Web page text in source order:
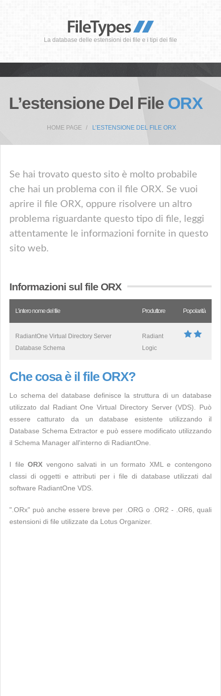
La database delle estensioni dei file e i tipi dei file
L’estensione Del File ORX
HOME PAGE L’ESTENSIONE DEL FILE ORX
Se hai trovato questo sito è molto probabile
che hai un problema con il file ORX. Se vuoi
aprire il file ORX, oppure risolvere un altro
problema riguardante questo tipo di file, leggi
attentamente le informazioni fornite in questo
sito web.
Informazioni sul file ORX
L’intero nome del file Produttore Popolarità
RadiantOne Virtual Directory Server
Database Schema
Radiant
Logic
Che cosa è il file ORX?
Lo schema del database definisce la struttura di un database
utilizzato dal Radiant One Virtual Directory Server (VDS). Può
essere catturato da un database esistente utilizzando il
Database Schema Extractor e può essere modificato utilizzando
il Schema Manager all'interno di RadiantOne.
I fileORX vengono salvati in un formato XML e contengono
classi di oggetti e attributi per i file di database utilizzati dal
software RadiantOne VDS.
".ORx" può anche essere breve per .ORG o .OR2 - .OR6, quali
estensioni di file utilizzate da Lotus Organizer.